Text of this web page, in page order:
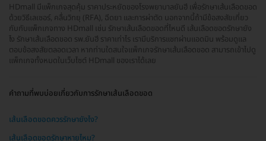
HDmall มีแพ็กเกจสุดคุ้ม ราคาประหยัดของโรงพยาบาลยันฮี เพื่อรักษาเส้นเลือดขอด
ด้วยวิธีเลเซอร์, คลื่นวิทยุ (RFA), ฉีดยา และการผ่าตัด นอกจากนี้ถ้ามีข้อสงสัยเกี่ยว
กับกับแพ็กเกจทาง HDmall เช่น รักษาเส้นเลือดขอดที่ไหนดี เส้นเลือดขอดรักษายัง
ไง รักษาเส้นเลือดขอด รพ.ยันฮี ราคาเท่าไร เรามีบริการแชทผ่านแอดมิน พร้อมดูแล
ตอบข้อสงสัยตลอดเวลา หากท่านใดสนใจแพ็กเกจรักษาเส้นเลือดขอด สามารถเข้าไปดู
แพ็กเกจทั้งหมดในเว็บไซต์ HDmall ของเราได้เลย
คำถามที่พบบ่อยเกี่ยวกับการรักษาเส้นเลือดขอด
เส้นเลือดขอดควรรักษายังไง?
เส้นเลือดขอดรักษาหายไหม?